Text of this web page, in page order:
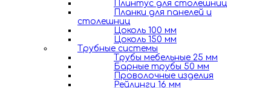
Плинтус для столешниц
Планки для панелей и
столешниц
Цоколь 100 мм
Цоколь 150 мм
Трубные системы
Трубы мебельные 25 мм
Барные трубы 50 мм
Проволочные изделия
Рейлинги 16 мм